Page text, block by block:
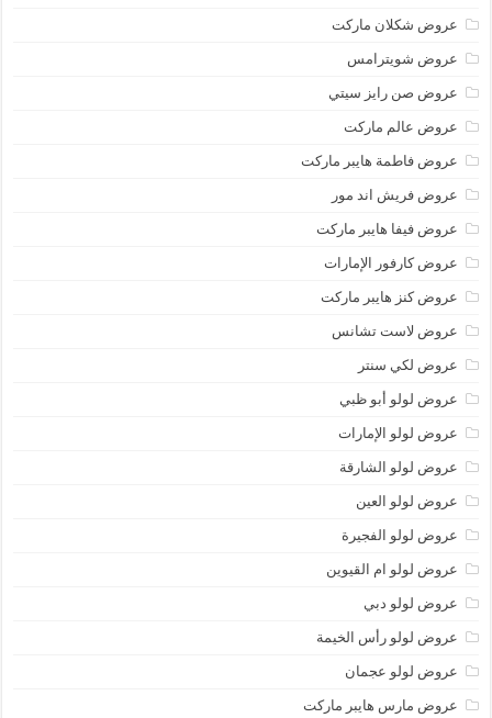
عروض شكلان ماركت
عروض شويترامس
عروض صن رايز سيتي
عروض عالم ماركت
عروض فاطمة هايبر ماركت
عروض فريش اند مور
عروض فيفا هايبر ماركت
عروض كارفور الإمارات
عروض كنز هايبر ماركت
عروض لاست تشانس
عروض لكي سنتر
عروض لولو أبو ظبي
عروض لولو الإمارات
عروض لولو الشارقة
عروض لولو العين
عروض لولو الفجيرة
عروض لولو ام القيوين
عروض لولو دبي
عروض لولو رأس الخيمة
عروض لولو عجمان
عروض مارس هايبر ماركت